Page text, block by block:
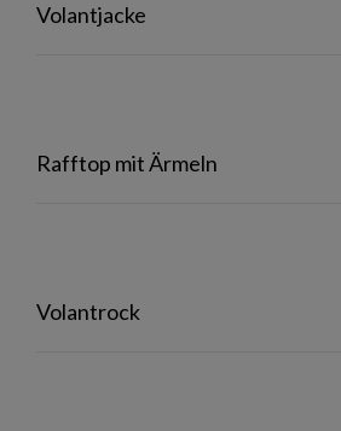
Volantjacke
Rafftop mit Ärmeln
Volantrock